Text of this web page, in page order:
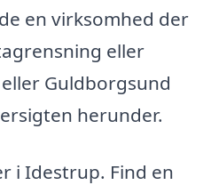
en virksomhed der
eller
Guldborgsund
herunder.
i Idestrup. Find en